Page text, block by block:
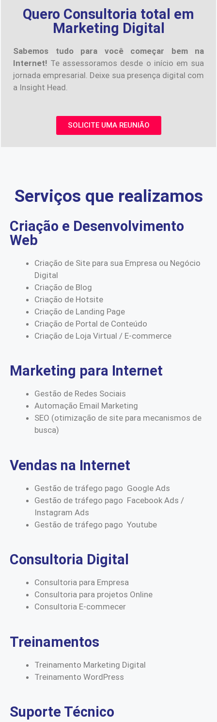
Quero Consultoria total em
Marketing Digital
Sabemos tudo para você começar bem na
Internet! Te assessoramos desde o início em sua
jornada empresarial. Deixe sua presença digital com
a Insight Head.
SOLICITE UMA REUNIÃO
Serviços que realizamos
Criação e Desenvolvimento
Web
Criação de Site para sua Empresa ou Negócio
Digital
Criação de Blog
Criação de Hotsite
Criação de Landing Page
Criação de Portal de Conteúdo
Criação de Loja Virtual / E-commerce
Marketing para Internet
Gestão de Redes Sociais
Automação Email Marketing
SEO (otimização de site para mecanismos de
busca)
Vendas na Internet
Gestão de tráfego pago Google Ads
Gestão de tráfego pago Facebook Ads /
Instagram Ads
Gestão de tráfego pago Youtube
Consultoria Digital
Consultoria para Empresa
Consultoria para projetos Online
Consultoria E-commecer
Treinamentos
Treinamento Marketing Digital
Treinamento WordPress
Suporte Técnico